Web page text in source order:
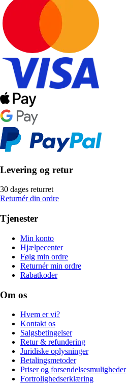
Levering og retur
30 dages returret
Returnér din ordre
Tjenester
Min konto
Hjælpecenter
Følg min ordre
Returnér min ordre
Rabatkoder
Om os
Hvem er vi?
Kontakt os
Salgsbetingelser
Retur & refundering
Juridiske oplysninger
Betalingsmetoder
Priser og forsendelsesmuligheder
Fortrolighedserklæring